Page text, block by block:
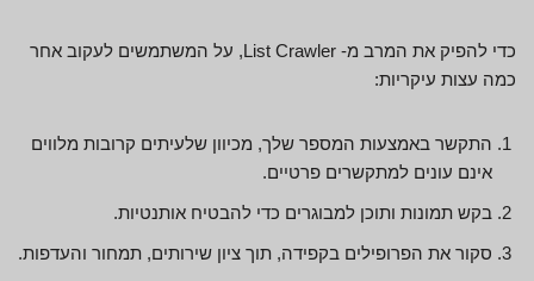
כדי להפיק את המרב מ- List Crawler, על המשתמשים לעקוב אחר
כמה עצות עיקריות:
התקשר באמצעות המספר שלך, מכיוון שלעיתים קרובות מלווים
אינם עונים למתקשרים פרטיים.
בקש תמונות ותוכן למבוגרים כדי להבטיח אותנטיות.
סקור את הפרופילים בקפידה, תוך ציון שירותים, תמחור והעדפות.